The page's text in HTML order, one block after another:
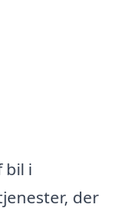
bil i
der